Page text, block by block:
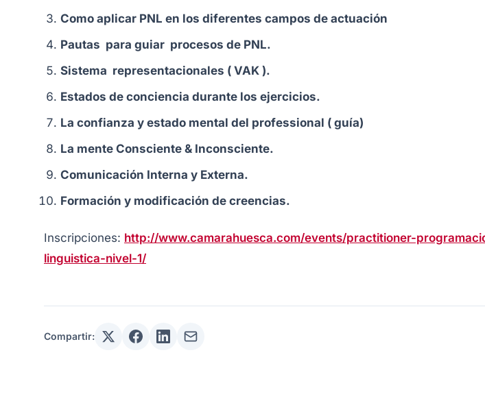
Como aplicar PNL en los diferentes campos de actuación
Pautas para guiar procesos de PNL.
Sistema representacionales ( VAK ).
Estados de conciencia durante los ejercicios.
La confianza y estado mental del professional ( guía)
La mente Consciente & Inconsciente.
Comunicación Interna y Externa.
Formación y modificación de creencias.
Inscripciones: http://www.camarahuesca.com/events/practitioner-
linguistica-nivel-1/
Compartir: